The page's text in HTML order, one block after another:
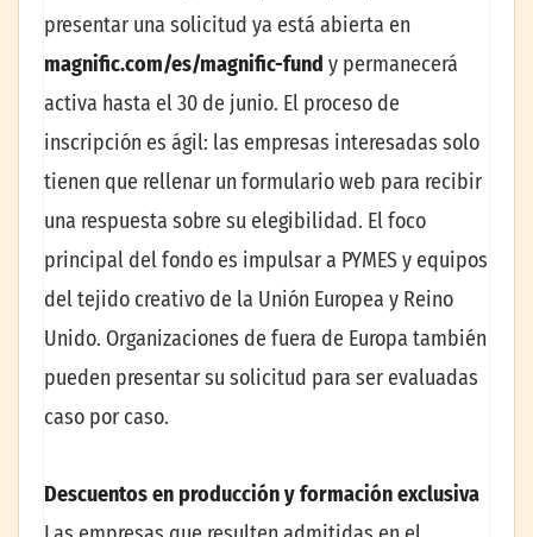
presentar una solicitud ya está abierta en
magnific.com/es/magnific-fund y permanecerá
activa hasta el 30 de junio. El proceso de
inscripción es ágil: las empresas interesadas solo
tienen que rellenar un formulario web para recibir
una respuesta sobre su elegibilidad. El foco
principal del fondo es impulsar a PYMES y equipos
del tejido creativo de la Unión Europea y Reino
Unido. Organizaciones de fuera de Europa también
pueden presentar su solicitud para ser evaluadas
caso por caso.
Descuentos en producción y formación exclusiva